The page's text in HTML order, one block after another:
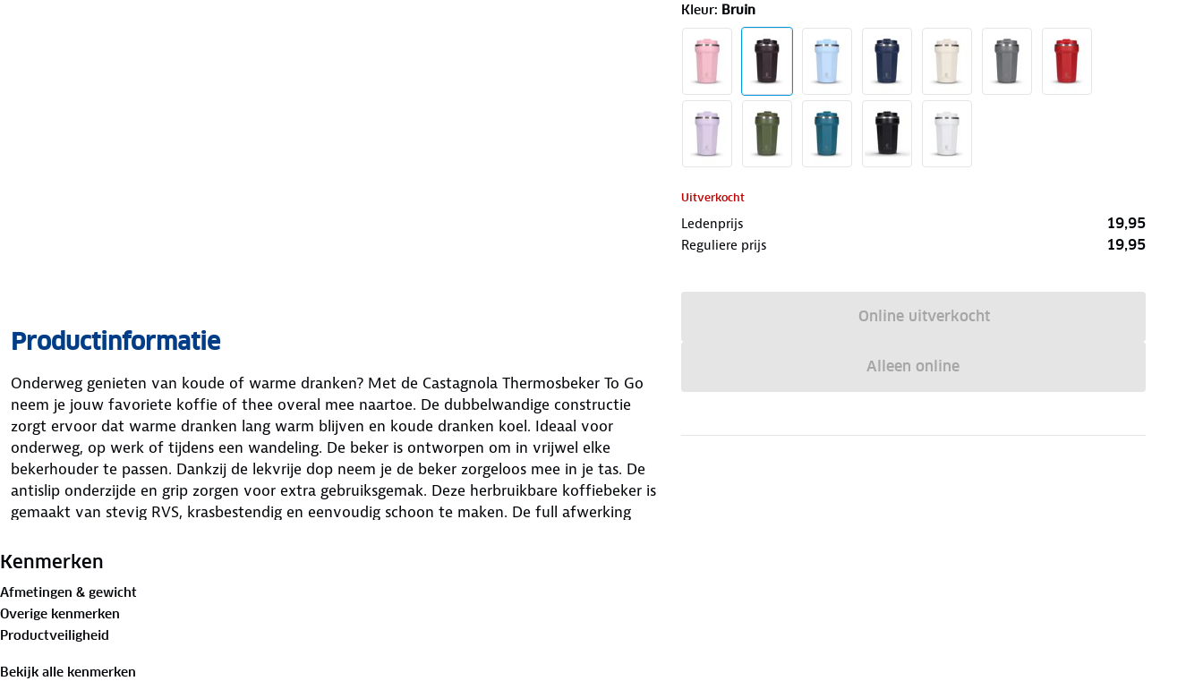
Kleur: Bruin
Uitverkocht
Ledenprijs 19,95
Reguliere prijs 19,95
Online uitverkocht
Alleen online
Productinformatie
Onderweg genieten van koude of warme dranken? Met de Castagnola Thermosbeker To Go
neem je jouw favoriete koffie of thee overal mee naartoe. De dubbelwandige constructie
zorgt ervoor dat warme dranken lang warm blijven en koude dranken koel. Ideaal voor
onderweg, op werk of tijdens een wandeling. De beker is ontworpen om in vrijwel elke
bekerhouder te passen. Dankzij de lekvrije dop neem je de beker zorgeloos mee in je tas. De
antislip onderzijde en grip zorgen voor extra gebruiksgemak. Deze herbruikbare koffiebeker is
gemaakt van stevig RVS, krasbestendig en eenvoudig schoon te maken. De full afwerking
Kenmerken
Afmetingen & gewicht
Overige kenmerken
Productveiligheid
Bekijk alle kenmerken